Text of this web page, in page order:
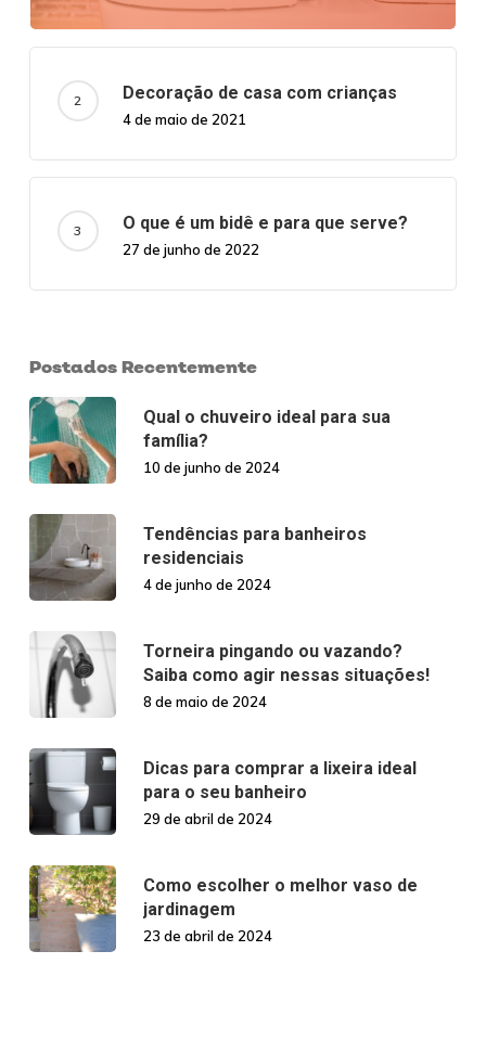
Decoração de casa com crianças
4 de maio de 2021
O que é um bidê e para que serve?
27 de junho de 2022
Postados Recentemente
Qual o chuveiro ideal para sua
família?
10 de junho de 2024
Tendências para banheiros
residenciais
4 de junho de 2024
Torneira pingando ou vazando?
Saiba como agir nessas situações!
8 de maio de 2024
Dicas para comprar a lixeira ideal
para o seu banheiro
29 de abril de 2024
Como escolher o melhor vaso de
jardinagem
23 de abril de 2024